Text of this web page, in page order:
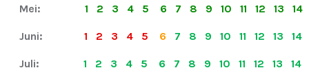
Mei: 1 2 3 4 5 6 7 8 9 10 11 12 13
Juni: 1 2 3 4 5 6 7 8 9 10 11 12 13
Juli: 1 2 3 4 5 6 7 8 9 10 11 12 13 14